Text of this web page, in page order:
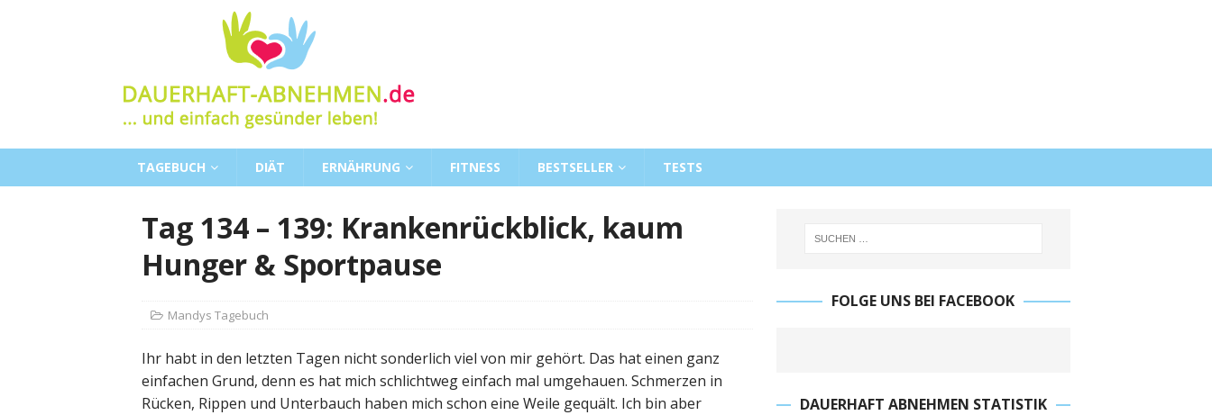
TAGEBUCH DIÄT ERNÄHRUNG FITNESS BESTSELLER TESTS
Tag 134 – 139: Krankenrückblick, kaum
Hunger & Sportpause
Mandys Tagebuch
Ihr habt in den letzten Tagen nicht sonderlich viel von mir gehört. Das hat einen ganz
einfachen Grund, denn es hat mich schlichtweg einfach mal umgehauen. Schmerzen in
Rücken, Rippen und Unterbauch haben mich schon eine Weile gequält. Ich bin aber
FOLGE UNS BEI FACEBOOK
DAUERHAFT ABNEHMEN STATISTIK